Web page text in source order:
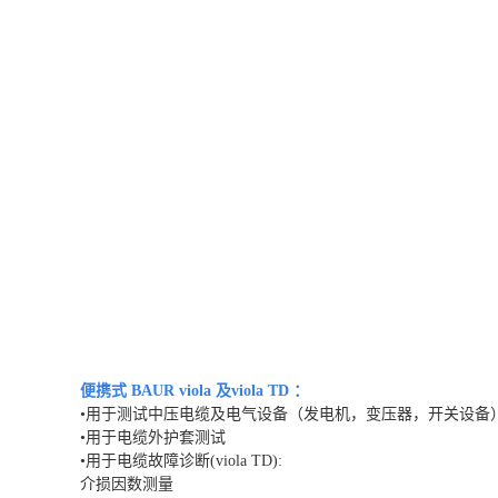
便携式 BAUR viola 及viola TD ：
•用于测试中压电缆及电气设备（发电机，变压器，开关设备
•用于电缆外护套测试
•用于电缆故障诊断(viola TD):
介损因数测量